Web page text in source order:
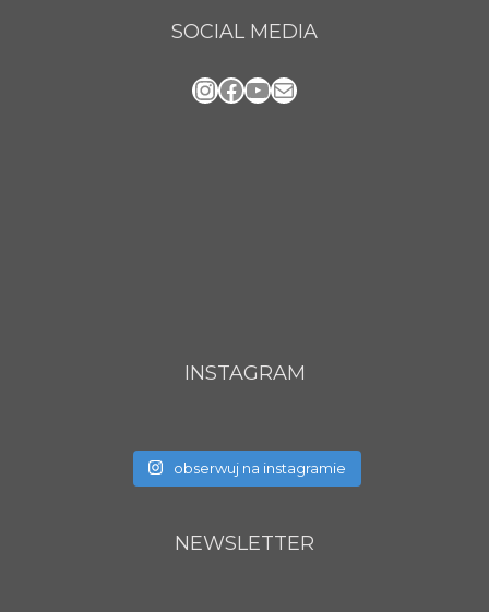
SOCIAL MEDIA
Instagram
Facebook
YouTube
Mail
INSTAGRAM
obserwuj na instagramie
NEWSLETTER